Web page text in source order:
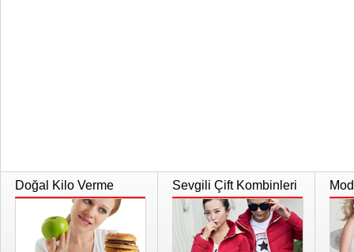
Doğal Kilo Verme Sevgili Çift Kombinleri